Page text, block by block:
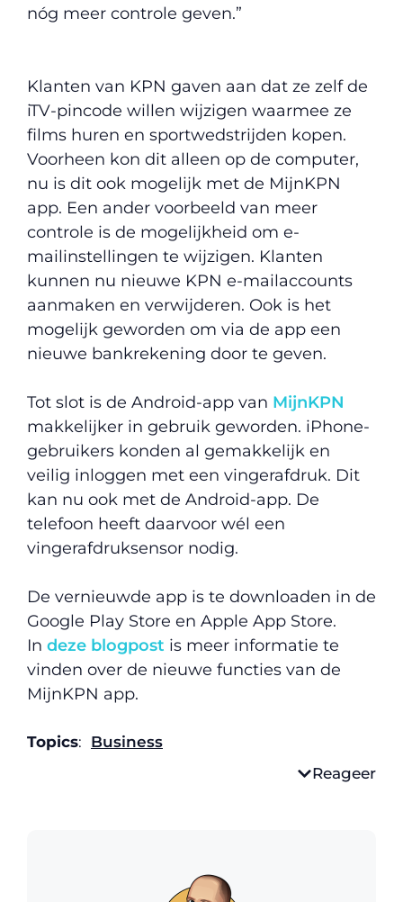
nóg meer controle geven.”
Klanten van KPN gaven aan dat ze zelf de
iTV-pincode willen wijzigen waarmee ze
films huren en sportwedstrijden kopen.
Voorheen kon dit alleen op de computer,
nu is dit ook mogelijk met de MijnKPN
app. Een ander voorbeeld van meer
controle is de mogelijkheid om e-
mailinstellingen te wijzigen. Klanten
kunnen nu nieuwe KPN e-mailaccounts
aanmaken en verwijderen. Ook is het
mogelijk geworden om via de app een
nieuwe bankrekening door te geven.
Tot slot is de Android-app van MijnKPN
makkelijker in gebruik geworden. iPhone-
gebruikers konden al gemakkelijk en
veilig inloggen met een vingerafdruk. Dit
kan nu ook met de Android-app. De
telefoon heeft daarvoor wél een
vingerafdruksensor nodig.
De vernieuwde app is te downloaden in de
Google Play Store en Apple App Store.
In deze blogpost is meer informatie te
vinden over de nieuwe functies van de
MijnKPN app.
Topics: Business
Reageer